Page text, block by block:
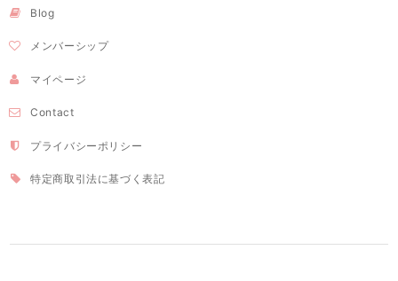
Blog
メンバーシップ
マイページ
Contact
プライバシーポリシー
特定商取引法に基づく表記